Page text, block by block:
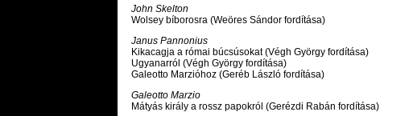
John Skelton
Wolsey bíborosra (Weöres Sándor fordítása)
Janus Pannonius
Kikacagja a római búcsúsokat (Végh György fordítása)
Ugyanarról (Végh György fordítása)
Galeotto Marzióhoz (Geréb László fordítása)
Galeotto Marzio
Mátyás király a rossz papokról (Gerézdi Rabán fordítása)